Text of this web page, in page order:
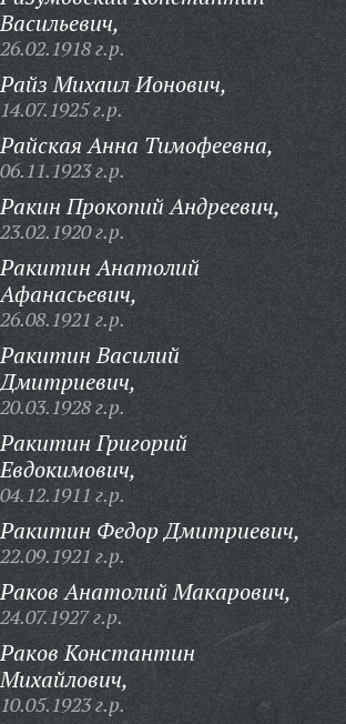
Васильевич,
26.02.1918 г.р.
Райз Михаил Ионович,
14.07.1925 г.р.
Райская Анна Тимофеевна,
06.11.1923 г.р.
Ракин Прокопий Андреевич,
23.02.1920 г.р.
Ракитин Анатолий
Афанасьевич,
26.08.1921 г.р.
Ракитин Василий
Дмитриевич,
20.03.1928 г.р.
Ракитин Григорий
Евдокимович,
04.12.1911 г.р.
Ракитин Федор Дмитриевич,
22.09.1921 г.р.
Раков Анатолий Макарович,
24.07.1927 г.р.
Раков Константин
Михайлович,
10.05.1923 г.р.